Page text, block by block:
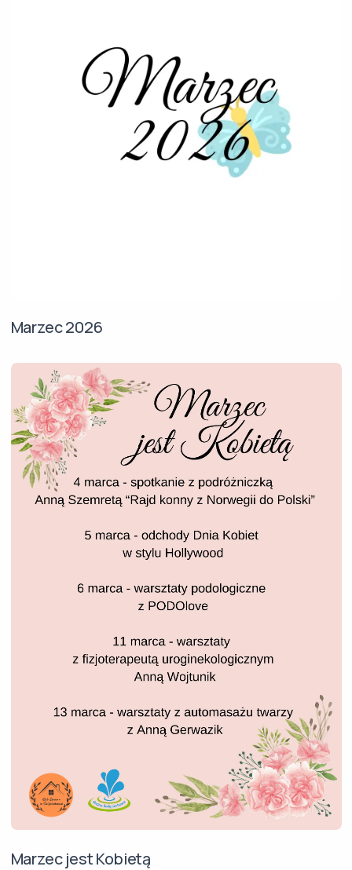
Marzec 2026
Marzec jest Kobietą